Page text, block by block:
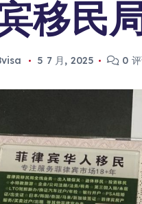
移民
5 7 月, 2025 0